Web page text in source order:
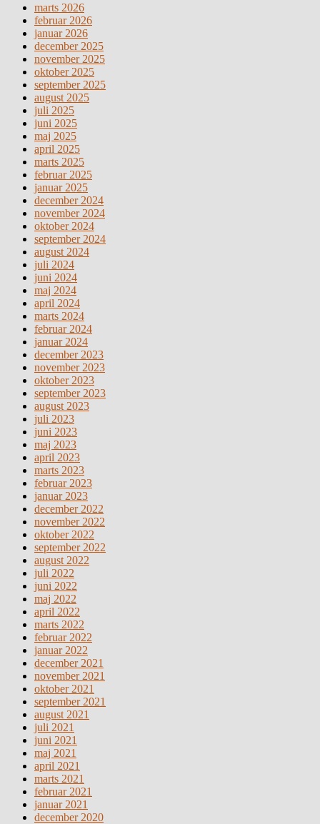
marts 2026
februar 2026
januar 2026
december 2025
november 2025
oktober 2025
september 2025
august 2025
juli 2025
juni 2025
maj 2025
april 2025
marts 2025
februar 2025
januar 2025
december 2024
november 2024
oktober 2024
september 2024
august 2024
juli 2024
juni 2024
maj 2024
april 2024
marts 2024
februar 2024
januar 2024
december 2023
november 2023
oktober 2023
september 2023
august 2023
juli 2023
juni 2023
maj 2023
april 2023
marts 2023
februar 2023
januar 2023
december 2022
november 2022
oktober 2022
september 2022
august 2022
juli 2022
juni 2022
maj 2022
april 2022
marts 2022
februar 2022
januar 2022
december 2021
november 2021
oktober 2021
september 2021
august 2021
juli 2021
juni 2021
maj 2021
april 2021
marts 2021
februar 2021
januar 2021
december 2020